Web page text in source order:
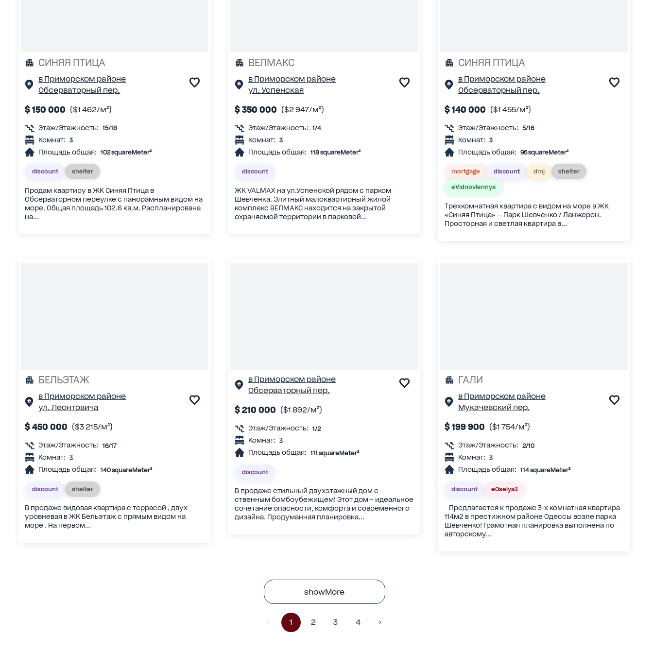
СИНЯЯ ПТИЦА
в Приморском районе
Обсерваторный пер.
$ 150 000 ($1 462/м²)
Этаж/Этажность: 15/18
Комнат: 3
Площадь общая: 102 squareMeter²
discount shelter
Продам квартиру в ЖК Синяя Птица в
Обсерваторном переулке с панорамным видом на
море. Общая площадь 102.6 кв.м. Распланирована
на...
ВЕЛМАКС
в Приморском районе
ул. Успенская
$ 350 000 ($2 947/м²)
Этаж/Этажность: 1/4
Комнат: 3
Площадь общая: 118 squareMeter²
discount
ЖК VALMAX на ул.Успенской рядом с парком
Шевченка. Элитный малоквартирный жилой
комплекс ВЕЛМАКС находится на закрытой
охраняемой территории в парковой...
СИНЯЯ ПТИЦА
в Приморском районе
Обсерваторный пер.
$ 140 000 ($1 455/м²)
Этаж/Этажность: 5/16
Комнат: 3
Площадь общая: 96 squareMeter²
mortgage discount dmj shelter
eVidnovlennya
Трехкомнатная квартира с видом на море в ЖК
«Синяя Птица» — Парк Шевченко / Ланжерон.
Просторная и светлая квартира в...
БЕЛЬЭТАЖ
в Приморском районе
ул. Леонтовича
$ 450 000 ($3 215/м²)
Этаж/Этажность: 16/17
Комнат: 3
Площадь общая: 140 squareMeter²
discount shelter
В продаже видовая квартира с террасой , двух
уровневая в ЖК Бельэтаж с прямым видом на
море . На первом...
в Приморском районе
Обсерваторный пер.
$ 210 000 ($1 892/м²)
Этаж/Этажность: 1/2
Комнат: 3
Площадь общая: 111 squareMeter²
discount
В продаже стильный двухэтажный дом с
ственным бомбоубежищем! Этот дом – идеальное
сочетание опасности, комфорта и современного
дизайна. Продуманная планировка...
ГАЛИ
в Приморском районе
Мукачевский пер.
$ 199 900 ($1 754/м²)
Этаж/Этажность: 2/10
Комнат: 3
Площадь общая: 114 squareMeter²
discount eOselya3
Предлагается к продаже 3-х комнатная квартира
114м2 в престижном районе Одессы возле парка
Шевченко! Грамотная планировка выполнена по
авторскому...
showMore
1 2 3 4